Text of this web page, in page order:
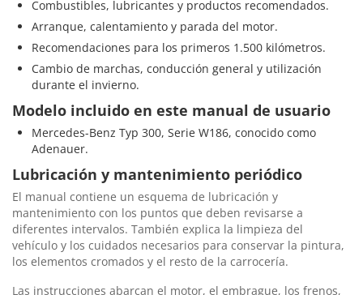
Combustibles, lubricantes y productos recomendados.
Arranque, calentamiento y parada del motor.
Recomendaciones para los primeros 1.500 kilómetros.
Cambio de marchas, conducción general y utilización
durante el invierno.
Modelo incluido en este manual de usuario
Mercedes-Benz Typ 300, Serie W186, conocido como
Adenauer.
Lubricación y mantenimiento periódico
El manual contiene un esquema de lubricación y
mantenimiento con los puntos que deben revisarse a
diferentes intervalos. También explica la limpieza del
vehículo y los cuidados necesarios para conservar la pintura,
los elementos cromados y el resto de la carrocería.
Las instrucciones abarcan el motor, el embrague, los frenos,